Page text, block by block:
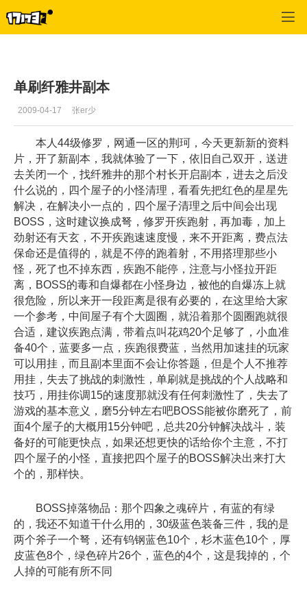
单刷纤雅井副本
2009-04-17 张er少
本人44级修罗，网通一区的荆珂，今天更新新的资料
片，开了新副本，我就体验了一下，依旧自己双开，送进
去关闭一个，找纤雅井的那个村长开启副本，进去之后没
什么说的，四个屋子的小怪清理，看看先把红色的星星先
解决，在解决小一点的，四个屋子清理之后中间会出现
BOSS，这时建议换成弩，修罗开疾跑射，再加毒，加上
劲射还有天玄，不开疾跑速速度慢，来不开距离，费点法
保命还是值得的，就是不停的跑着射，不用搭理那些小
怪，死了也不掉东西，疾跑不能停，注意与小怪拉开距
离，BOSS的毒和自爆都在小怪身边，被他的自爆冻上就
很危险，所以来开一段距离是很有必要的，在这里给大家
一个参考，中间屋子有个大圆圈，就沿着那个圆圈跑就很
合适，建议疾跑点满，带着点叫花鸡20个足够了，小血准
备40个，蓝要多一点，疾跑很费蓝，当然用加速挂的玩家
可以用挂，而且副本里面不会让你答题，但是个人不推荐
用挂，失去了挑战的刺激性，单刷就是挑战的个人战略和
技巧，用挂你调15的速度那就没有任何刺激性了，失去了
游戏的基本意义，磨5分钟左右吧BOSS能被你磨死了，前
面4个屋子的大概用15分钟吧，总共20分钟解决战斗，装
备好的可能更快点，如果还想更快的话给你个主意，不打
四个屋子的小怪，直接把四个屋子的BOSS解决出来打大
个的，那样快。
BOSS掉落物品：那个四象之魂碎片，有蓝的有绿
的，我还不知道干什么用的，30级蓝色装备三件，我的是
两个斧子一个弩，还有钨钢蓝色10个，杉木蓝色10个，厚
皮蓝色8个，绿色碎片26个，蓝色的4个，这是我掉的，个
人掉的可能有所不同